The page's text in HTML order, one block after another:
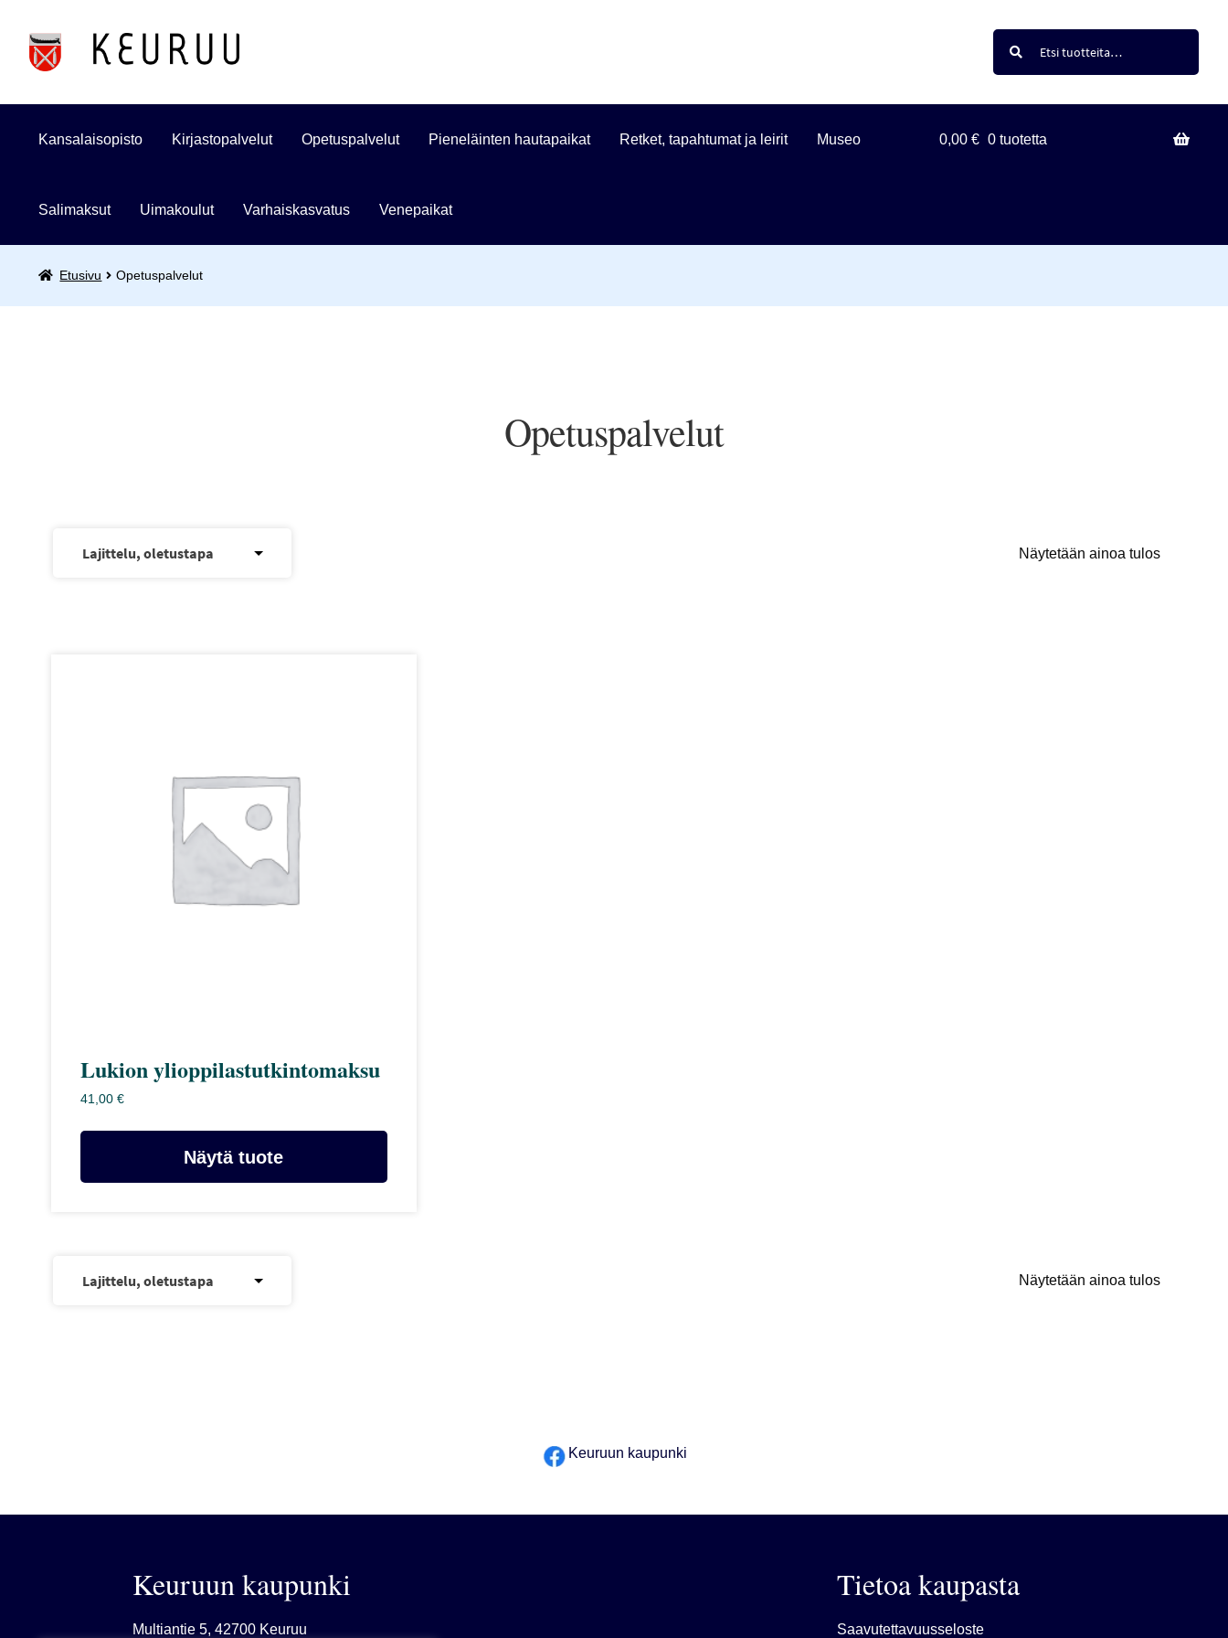
Siirry
Siirry
Haku
Kansalaisopisto Kirjastopalvelut Opetuspalvelut Pieneläinten hautapaikat Retket, tapahtumat ja leirit Museo
Salimaksut Uimakoulut Varhaiskasvatus Venepaikat
0,00€ 0 tuotetta
Etusivu Opetuspalvelut
Opetuspalvelut
Näytetään ainoa tulos
Lukion ylioppilastutkintomaksu
41,00 €
Näytä tuote
Näytetään ainoa tulos
Keuruun kaupunki
Keuruun kaupunki
Multiantie 5, 42700 Keuruu
Tietoa kaupasta
Saavutettavuusseloste